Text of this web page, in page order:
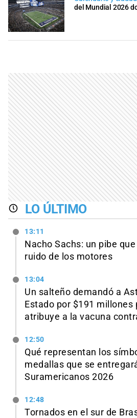
del Mundial 2026
LO ÚLTIMO
13:11
Nacho Sachs: un pibe
ruido de los motores
13:04
Un salteño demandó a
Estado por $191 millones
atribuye a la vacuna
12:50
Qué representan los
medallas que se
Suramericanos 2026
12:48
Tornados en el sur de